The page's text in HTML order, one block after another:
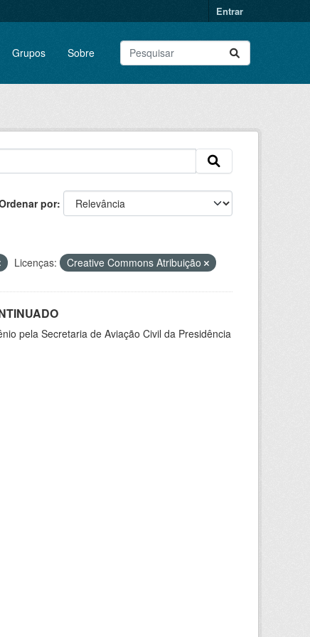
Entrar
Grupos Sobre
por
Licenças: Creative Commons Atribuição
pela Secretaria de Aviação Civil da Presidência